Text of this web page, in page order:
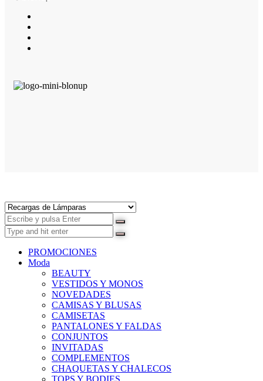
PROMOCIONES
Moda
BEAUTY
VESTIDOS Y MONOS
NOVEDADES
CAMISAS Y BLUSAS
CAMISETAS
PANTALONES Y FALDAS
CONJUNTOS
INVITADAS
COMPLEMENTOS
CHAQUETAS Y CHALECOS
TOPS Y BODIES